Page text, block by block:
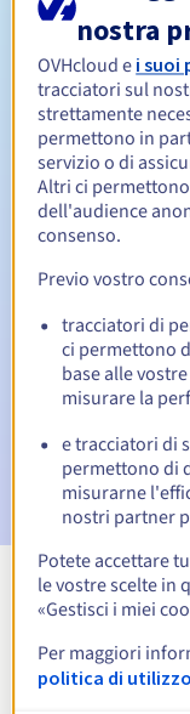
Periodo di
Redemption
Notifiche
scadenza
Email il giorno
sospensione del
Email dopo il
cancellazione del
nostra
OVHcloud e i suoi
tracciatori sul
strettamente
permettono in
servizio o di
Altri ci
dell'audience
consenso.
Previo vostro
tracciatori di
ci permettono
base alle
misurare la
e tracciatori di
permettono di
misurarne
nostri partner
Potete accettare
le vostre scelte in
«Gestisci i miei
Per maggiori
politica di